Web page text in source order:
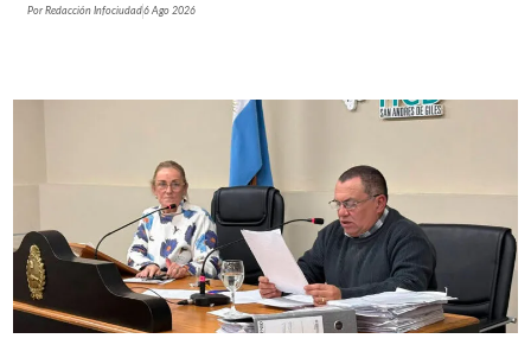
PorRedacción Infociudad6 Ago 2026